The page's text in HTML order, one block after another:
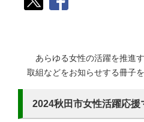
あらゆる女性の活躍を推進
取組などをお知らせする冊子
2024秋田市女性活躍応援